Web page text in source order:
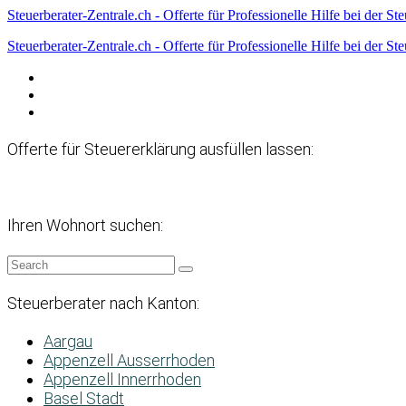
Steuerberater-Zentrale.ch - Offerte für Professionelle Hilfe bei der
Steuerberater-Zentrale.ch - Offerte für Professionelle Hilfe bei der
Offerte für Steuererklärung ausfüllen lassen:
Ihren Wohnort suchen:
Steuerberater nach Kanton:
Aargau
Appenzell Ausserrhoden
Appenzell Innerrhoden
Basel Stadt